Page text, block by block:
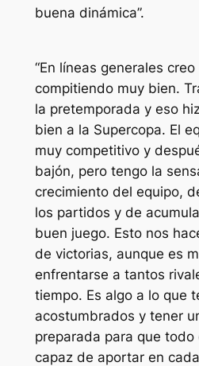
buena dinámica”.
“En líneas generales
compitiendo muy bien.
la pretemporada y eso
bien a la Supercopa. El
muy competitivo y
bajón, pero tengo la
crecimiento del equipo,
los partidos y de
buen juego. Esto nos
de victorias, aunque es
enfrentarse a tantos
tiempo. Es algo a lo que
acostumbrados y tener
preparada para que todo
capaz de aportar en